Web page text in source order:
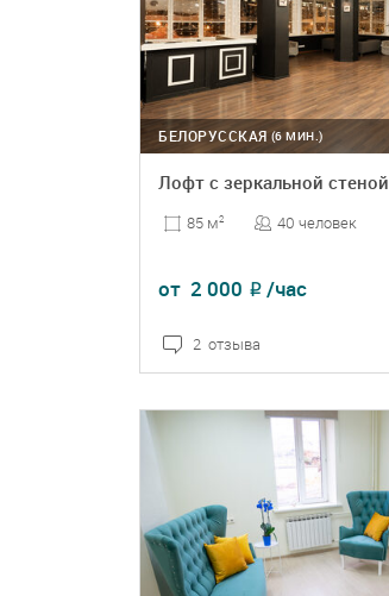
(6 МИН.)
БЕЛОРУССКАЯ
Лофт с зеркальной стеной
85 м2 40 человек
от 2 000 ₽ /час
2 отзыва